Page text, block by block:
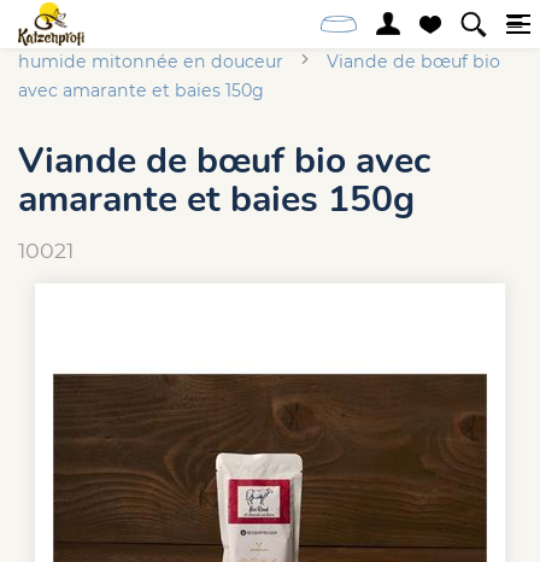
Accueil Chien
Alimentation
humide mitonnée en douceur
Viande de bœuf bio
avec amarante et baies 150g
Viande de bœuf bio avec
amarante et baies 150g
10021